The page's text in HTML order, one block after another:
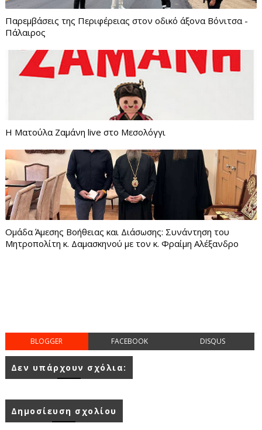
Παρεμβάσεις της Περιφέρειας στον οδικό άξονα Βόνιτσα -
Πάλαιρος
Η Ματούλα Ζαμάνη live στο Μεσολόγγι
Ομάδα Άμεσης Βοήθειας και Διάσωσης: Συνάντηση του
Μητροπολίτη κ. Δαμασκηνού με τον κ. Φραίμη Αλέξανδρο
BLOGGER FACEBOOK DISQUS
Δεν υπάρχουν σχόλια:
Δημοσίευση σχολίου